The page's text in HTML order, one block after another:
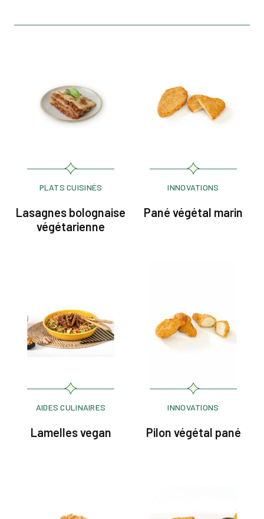
PLATS CUISINÉS
Lasagnes bolognaise
végétarienne
INNOVATIONS
Pané végétal marin
AIDES CULINAIRES
Lamelles vegan
INNOVATIONS
Pilon végétal pané